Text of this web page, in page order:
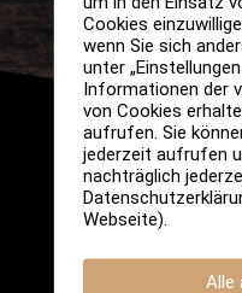
Cookies
wenn Sie sich
unter
Informationen der
von Cookies
aufrufen. Sie
jederzeit aufrufen
nachträglich
Webseite).
Alle